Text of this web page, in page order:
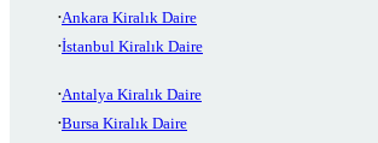
Ankara Kiralık Daire
İstanbul Kiralık Daire
Antalya Kiralık Daire
Bursa Kiralık Daire